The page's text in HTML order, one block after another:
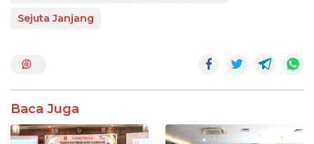
b
k
er s
p
Sejuta Janjang
Baca Juga